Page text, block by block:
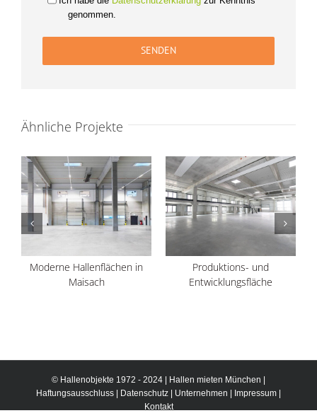
genommen.
Ähnliche Projekte
Moderne Hallenflächen in
Maisach
Produktions- und
Entwicklungsfläche
© Hallenobjekte 1972 - 2024 | Hallen mieten München |
Haftungsausschluss | Datenschutz | Unternehmen | Impressum |
Kontakt